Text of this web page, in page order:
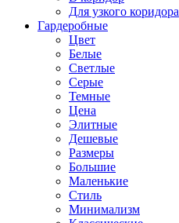
Для узкого коридора
Гардеробные
Цвет
Белые
Светлые
Серые
Темные
Цена
Элитные
Дешевые
Размеры
Большие
Маленькие
Стиль
Минимализм